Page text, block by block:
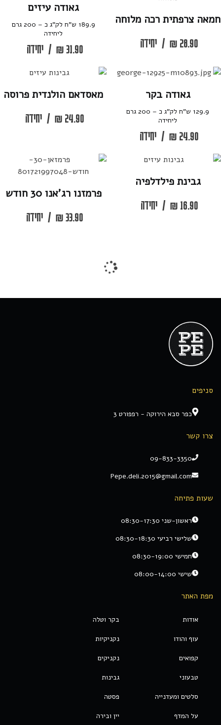
חמאה צרפתית רכה מלוחה
₪ 28.90
/ יחידה
גאודה עיזים
189.9 ש”ח לק”ג כ – 200 גרם
ליחידה
₪31.90
/ יחידה
גאודה בקר
129.9 ש”ח לק”ג כ – 200 גרם
ליחידה
₪ 24.90
/ יחידה
מאסדאם הולנדית פרוסה
₪ 24.90
/ יחידה
גבינת פילדלפיה
₪ 16.90
/ יחידה
פרמזנו רג’אנו 30 חודש
₪33.90
/ יחידה
סניפים
כפר סבא הירוקה - רפפורט 3
צרו קשר
09-833-3350
Pepe.deli.2015@gmail.com
שעות פתיחה
ראשון-שני 08:30-17:30
שלישי רביעי 08:30-18:30
חמישי 08:30-19:00
שישי 08:00-14:00
מפת האתר
אודות בקר וטלה
עוף והודו נקניקיות
קפואים נקניקים
טבעוני גבינות
סלטים ומעדנייה פסטה
על המדף יין ובירה